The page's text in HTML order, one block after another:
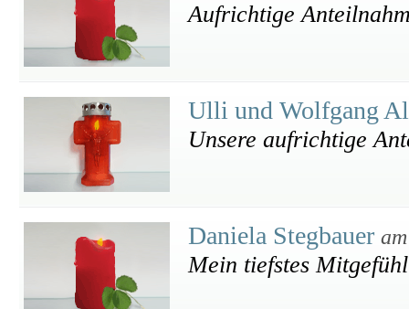
Aufrichtige
Ulli und Wolfgang
Unsere aufrichtige
Daniela Stegbauer
Mein tiefstes